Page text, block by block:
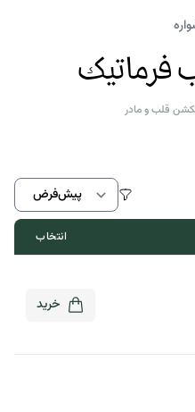
فرماتیک
قلب و مادر
انتخاب
خرید